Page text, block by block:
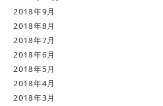
2018年9月
2018年8月
2018年7月
2018年6月
2018年5月
2018年4月
2018年3月